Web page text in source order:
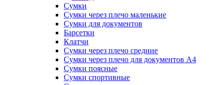
Сумки
Сумки через плечо маленькие
Сумки для документов
Барсетки
Клатчи
Сумки через плечо средние
Сумки через плечо для документов А4
Сумки поясные
Сумки спортивные